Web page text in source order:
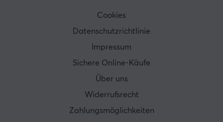
Cookies
Datenschutzrichtlinie
Impressum
Sichere Online-Käufe
Über uns
Widerrufsrecht
Zahlungsmöglichkeiten